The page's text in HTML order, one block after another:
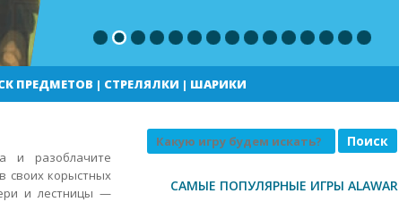
ПРЕДМЕТОВ | СТРЕЛЯЛКИ | ШАРИКИ
и разоблачите
своих корыстных
и лестницы —
Поиск
САМЫЕ ПОПУЛЯРНЫЕ ИГРЫ ALAWAR